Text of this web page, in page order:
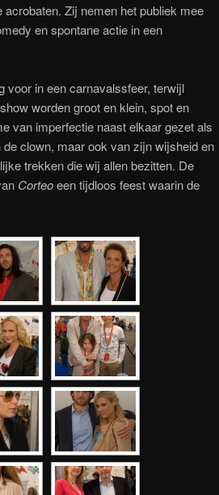
Zij nemen het publiek mee
en spontane actie in een
voor in een carnavalssfeer, terwijl
worden groot en klein, spot en
van imperfectie naast elkaar gezet als
clown, maar ook van zijn wijsheid en
trekken die wij allen bezitten. De
Corteoeen tijdloos feest waarin de